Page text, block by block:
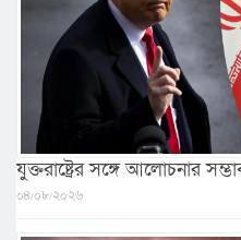
যুক্তরাষ্ট্রের সঙ্গে আলোচনার
০৪/০৮/২০২৬